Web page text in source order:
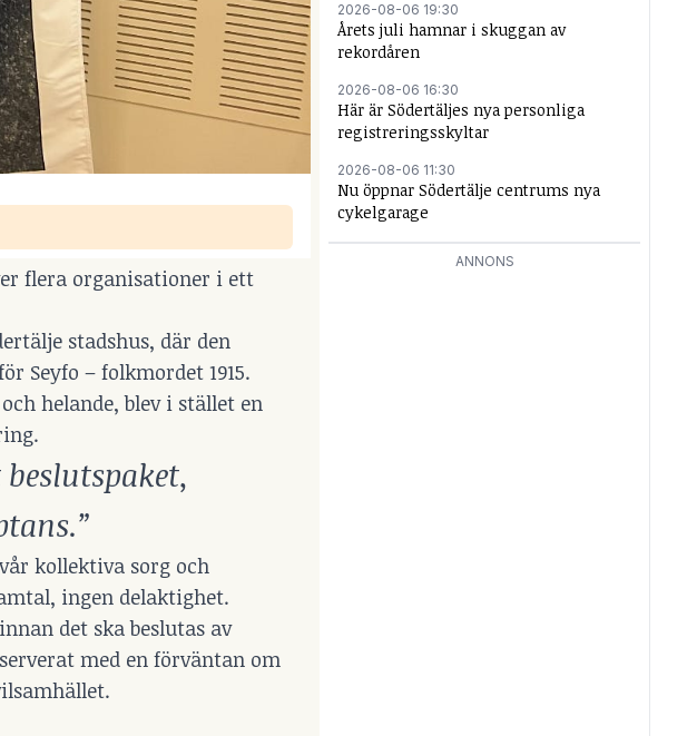
flera organisationer i ett
stadshus, där den
Seyfo – folkmordet 1915.
helande, blev i stället en
kollektiva sorg och
ingen delaktighet.
det ska beslutas av
med en förväntan om
2026-08-06 19:30
Årets juli hamnar i skuggan av
rekordåren
2026-08-06 16:30
Här är Södertäljes nya personliga
registreringsskyltar
2026-08-06 11:30
Nu öppnar Södertälje centrums nya
cykelgarage
ANNONS